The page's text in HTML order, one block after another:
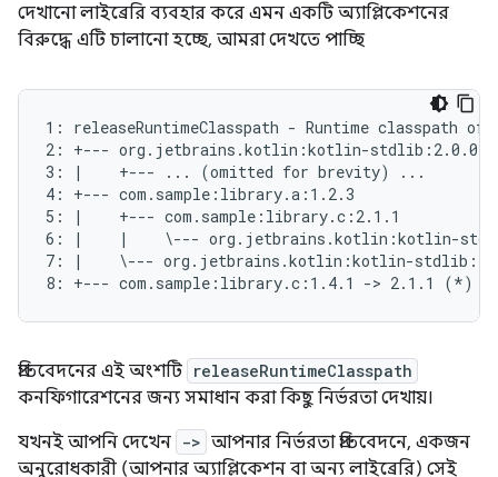
দেখানো লাইব্রেরি ব্যবহার করে এমন একটি অ্যাপ্লিকেশনের
বিরুদ্ধে এটি চালানো হচ্ছে, আমরা দেখতে পাচ্ছি
1: releaseRuntimeClasspath - Runtime classpath
2: +--- org.jetbrains.kotlin:kotlin-stdlib:2.0.0
3: |    +--- ... (omitted for brevity) ...
4: +--- com.sample:library.a:1.2.3
5: |    +--- com.sample:library.c:2.1.1
6: |    |    \--- org.jetbrains.kotlin:kotlin-
7: |    \--- org.jetbrains.kotlin:kotlin-
প্রতিবেদনের এই অংশটি releaseRuntimeClasspath
কনফিগারেশনের জন্য সমাধান করা কিছু নির্ভরতা দেখায়।
যখনই আপনি দেখেন -> আপনার নির্ভরতা প্রতিবেদনে, একজন
অনুরোধকারী (আপনার অ্যাপ্লিকেশন বা অন্য লাইব্রেরি) সেই